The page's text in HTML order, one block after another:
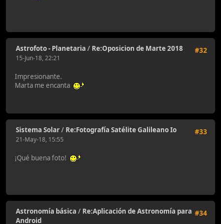
#32
Astrofoto - Planetaria / Re:Oposicion de Marte 2018
15-Jun-18, 22:21
Impresionante.
Marta me encanta
#33
Sistema Solar/ Re:Fotografía Satélite Galileano Io
21-May-18, 15:55
¡Qué buena foto!
#34
Astronomía básica / Re:Aplicación de Astronomía para
Android